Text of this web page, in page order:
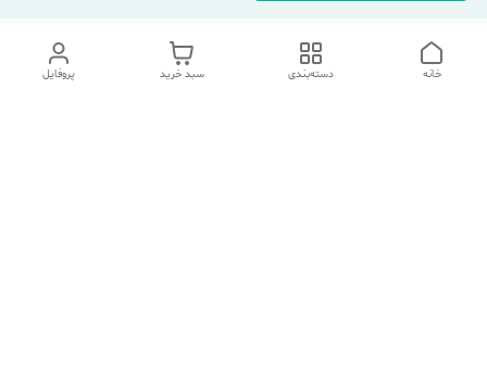
پروفایل سبد خرید دسته‌بندی خانه